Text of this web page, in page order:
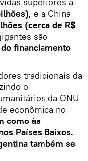
e a China
(cerca de R$
são
financiamento
tradicionais da
o
da ONU
econômica no
como às
Países Baixos.
também se